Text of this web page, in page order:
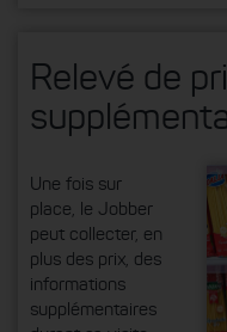
Relevé de
Une fois sur
place, le Jobber
peut collecter, en
plus des prix, des
informations
supplémentaires